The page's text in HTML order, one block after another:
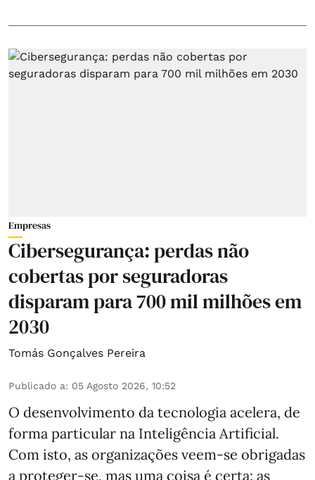
Empresas
Cibersegurança: perdas não
cobertas por seguradoras
disparam para 700 mil milhões em
2030
Tomás Gonçalves Pereira
Publicado a: 05 Agosto 2026, 10:52
O desenvolvimento da tecnologia acelera, de
forma particular na Inteligência Artificial.
Com isto, as organizações veem-se obrigadas
a proteger-se, mas uma coisa é certa: as